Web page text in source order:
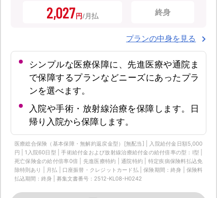
2,027円 終身
プランの中身を見る
シンプルな医療保障に、先進医療や通院ま
で保障するプランなどニーズにあったプラ
ンを選べます。
入院や手術・放射線治療を保障します。日
帰り入院から保障します。
医療総合保険（基本保障・無解約返戻金型）[無配当] | 入院給付金日額5,000
円 | 1入院60日型 | 手術給付金および放射線治療給付金の給付倍率の型：I型 |
死亡保険金の給付倍率0倍 | 先進医療特約 | 通院特約 | 特定疾病保険料払込免
除特則あり | 月払 | 口座振替・クレジットカード払 | 保険期間：終身 | 保険料
払込期間：終身 | 募集文書番号：2512-KL08-H0242